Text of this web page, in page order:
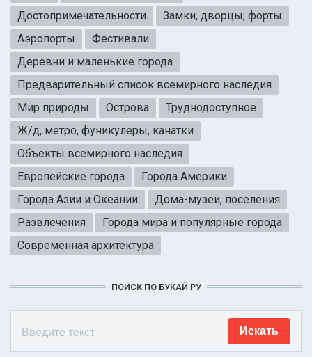
Достопримечательности
Замки, дворцы, форты
Аэропорты
Фестивали
Деревни и маленькие города
Предварительный список всемирного наследия
Мир природы
Острова
Труднодоступное
Ж/д, метро, фуникулеры, канатки
Объекты всемирного наследия
Европейские города
Города Америки
Города Азии и Океании
Дома-музеи, поселения
Развлечения
Города мира и популярные города
Современная архитектура
ПОИСК ПО БУКАЙ.РУ